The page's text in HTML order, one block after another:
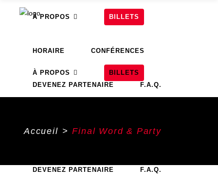
À PROPOS BILLETS
DEVENEZ PARTENAIRE F.A.Q.
À PROPOS BILLETS
HORAIRE CONFÉRENCES
DEVENEZ PARTENAIRE F.A.Q.
Accueil > Final Word & Party